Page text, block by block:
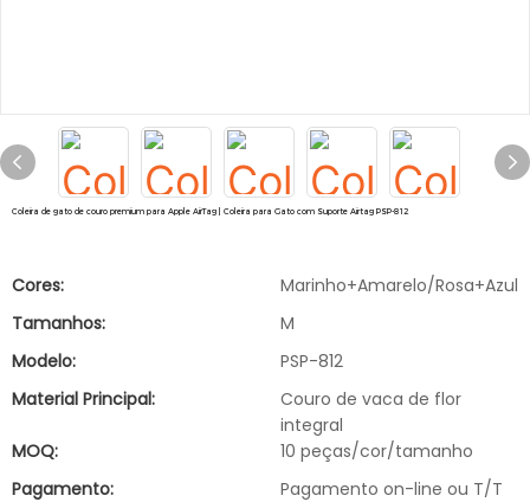
Coleira de gato de couro premium para Apple AirTag | Coleira para Gato com Suporte Airtag PSP-812
Cores:
Marinho+Amarelo/Rosa+Azul
Tamanhos:
M
Modelo:
PSP-812
Material Principal:
Couro de vaca de flor
integral
MOQ:
10 peças/cor/tamanho
Pagamento:
Pagamento on-line ou T/T